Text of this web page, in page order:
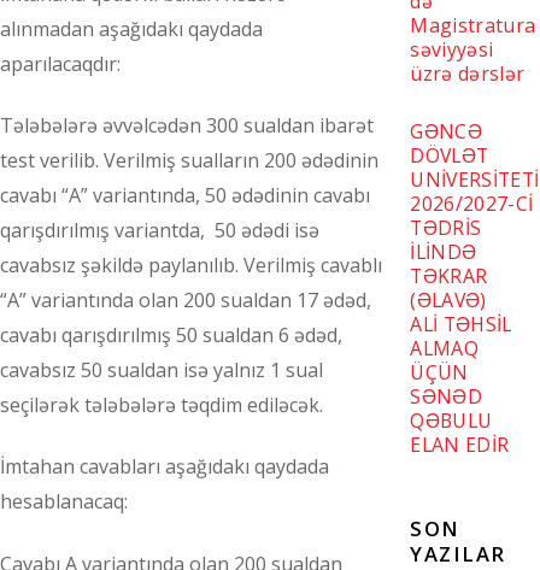
alınmadan aşağıdakı qaydada
aparılacaqdır:
Tələbələrə əvvəlcədən 300 sualdan ibarət
test verilib. Verilmiş sualların 200 ədədinin
cavabı “A” variantında, 50 ədədinin cavabı
qarışdırılmış variantda, 50 ədədi isə
cavabsız şəkildə paylanılıb. Verilmiş cavablı
“A” variantında olan 200 sualdan 17 ədəd,
cavabı qarışdırılmış 50 sualdan 6 ədəd,
cavabsız 50 sualdan isə yalnız 1 sual
seçilərək tələbələrə təqdim ediləcək.
İmtahan cavabları aşağıdakı qaydada
hesablanacaq:
Cavabı A variantında olan 200 sualdan
Magistratura
səviyyəsi
üzrə dərslər
GƏNCƏ
DÖVLƏT
UNİVERSİTETİ
2026/2027-Cİ
TƏDRİS
İLİNDƏ
TƏKRAR
(ƏLAVƏ)
ALİ TƏHSİL
ALMAQ
ÜÇÜN
SƏNƏD
QƏBULU
ELAN EDİR
SON
YAZILAR